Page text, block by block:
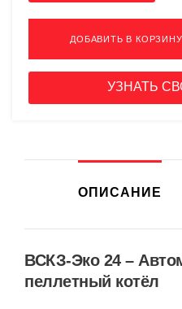
ДОБАВИТЬ В КОРЗИНУ
УЗНАТЬ
ОПИСАНИЕ
ВСКЗ-Эко 24 –
пеллетный котёл